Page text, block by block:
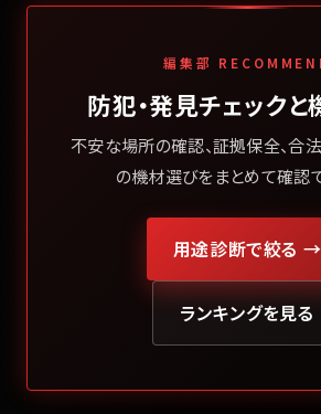
編集部
防犯・発見チェック
不安な場所の確認、証拠保全、合
の機材選びをまとめて確認
用途診断で絞る →
ランキングを見る